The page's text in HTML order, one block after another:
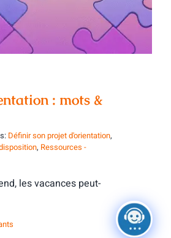
: mots &
Définir son projet d'orientation,
, Ressources -
les vacances peut-